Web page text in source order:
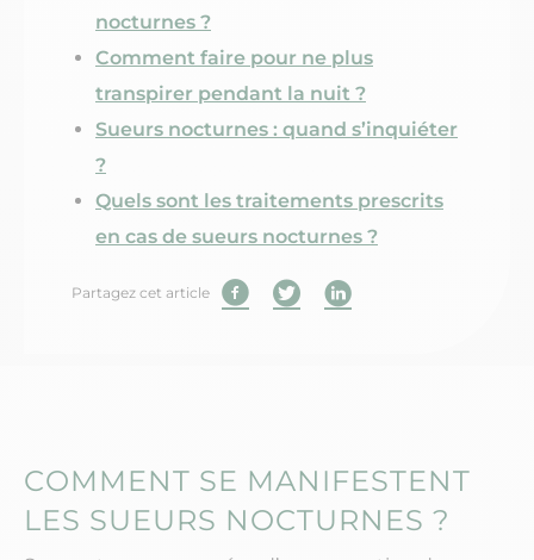
nocturnes ?
Comment faire pour ne plus
transpirer pendant la nuit ?
Sueurs nocturnes : quand s’inquiéter
?
Quels sont les traitements prescrits
en cas de sueurs nocturnes ?
Partagez cet article
COMMENT SE MANIFESTENT
LES SUEURS NOCTURNES ?